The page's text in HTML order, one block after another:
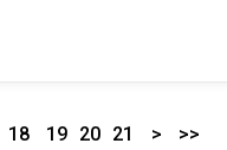
18 19 20 21 > >>